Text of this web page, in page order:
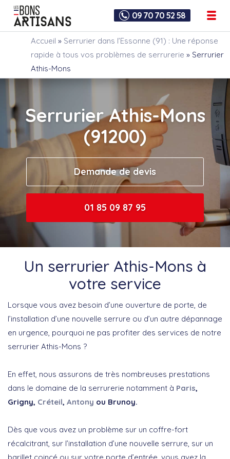
09 70 70 52 58
Accueil » Serrurier dans l’Essonne (91) : Une réponse
rapide à tous vos problèmes de serrurerie » Serrurier
Athis-Mons
Serrurier Athis-Mons
(91200)
Demande de devis
01 85 09 87 95
Un serrurier Athis-Mons à
votre service
Lorsque vous avez besoin d’une ouverture de porte, de
l’installation d’une nouvelle serrure ou d’un autre dépannage
en urgence, pourquoi ne pas profiter des services de notre
serrurier Athis-Mons ?
En effet, nous assurons de très nombreuses prestations
dans le domaine de la serrurerie notamment à Paris,
Grigny, Créteil, Antony ou Brunoy.
Dès que vous avez un problème sur un coffre-fort
récalcitrant, sur l’installation d’une nouvelle serrure, sur un